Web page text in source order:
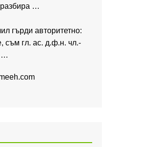
…
гърди авторитетно:
съм гл. ас. д.ф.н. чл.-
…